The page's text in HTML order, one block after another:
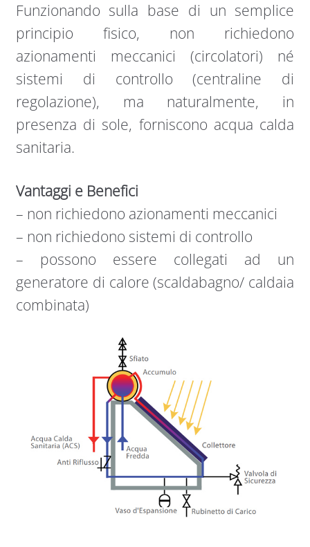
Funzionando sulla base di un semplice
principio fisico, non richiedono
azionamenti meccanici (circolatori) né
sistemi di controllo (centraline di
regolazione), ma naturalmente, in
presenza di sole, forniscono acqua calda
sanitaria.
Vantaggi e Benefici
– non richiedono azionamenti meccanici
– non richiedono sistemi di controllo
– possono essere collegati ad un
generatore di calore (scaldabagno/ caldaia
combinata)